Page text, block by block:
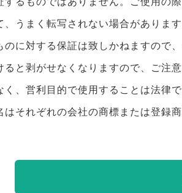
うまく転写されない場合があります
に対する保証は致しかねますので
と剥がせなくなりますので、ご注意
、営利目的で使用することは法律で
それぞれの会社の商標または登録商